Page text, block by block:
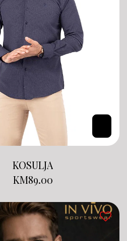
KOSULJA
KM89.00